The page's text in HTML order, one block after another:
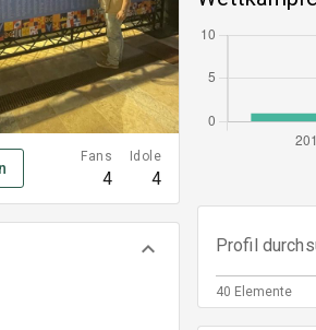
Fans
4
Idole
4
keyboard_arrow_down Profil
40 Elemente